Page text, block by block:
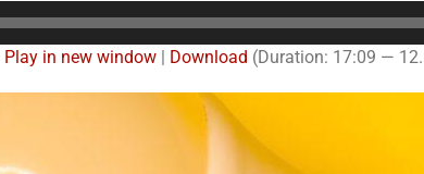
Audio-
Play in new window| Download (Duration: 17:09 —